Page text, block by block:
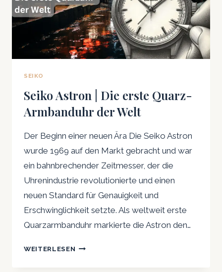
SEIKO
Seiko Astron | Die erste Quarz-
Armbanduhr der Welt
Der Beginn einer neuen Ära Die Seiko Astron
wurde 1969 auf den Markt gebracht und war
ein bahnbrechender Zeitmesser, der die
Uhrenindustrie revolutionierte und einen
neuen Standard für Genauigkeit und
Erschwinglichkeit setzte. Als weltweit erste
Quarzarmbanduhr markierte die Astron den…
WEITERLESEN SEIKO